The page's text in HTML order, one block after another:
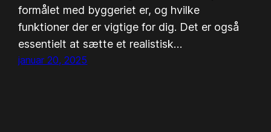
formålet med byggeriet er, og hvilke
funktioner der er vigtige for dig. Det er også
essentielt at sætte et realistisk…
januar 20, 2025